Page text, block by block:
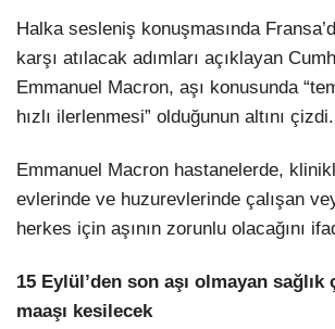
Halka sesleniş konuşmasında
karşı atılacak adımları açıklayan
Emmanuel Macron, aşı konusunda
hızlı ilerlenmesi” olduğunun altını çizdi.
Emmanuel Macron hastanelerde,
evlerinde ve huzurevlerinde çalışan
herkes için aşının zorunlu olacağını
15 Eylül’den son aşı olmayan sağlık
maaşı kesilecek